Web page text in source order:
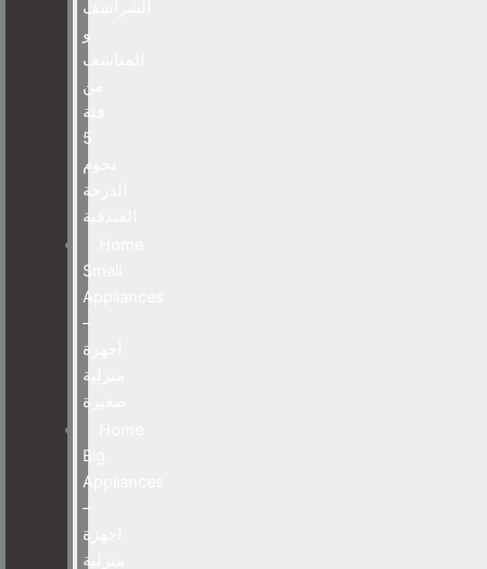
الشراشف
و
المناشف
من
فئة
5
نجوم
الدرجة
الفندقية
Small
Appliances
–
أجهزة
منزلية
صغيرة
Big
Appliances
–
اجهزة
منزلية